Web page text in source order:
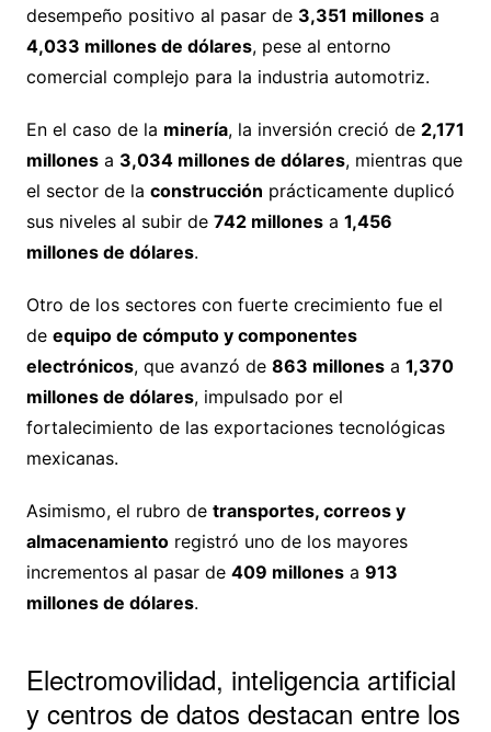
desempeño positivo al pasar de 3,351 millonesa
4,033 millones de dólares, pese al entorno
comercial complejo para la industria automotriz.
En el caso de la minería, la inversión creció de 2,171
millonesa 3,034 millones de dólares, mientras que
el sector de la construcción prácticamente duplicó
sus niveles al subir de 742 millonesa 1,456
millones de dólares.
Otro de los sectores con fuerte crecimiento fue el
de equipo de cómputo y componentes
electrónicos, que avanzó de 863 millonesa 1,370
millones de dólares, impulsado por el
fortalecimiento de las exportaciones tecnológicas
mexicanas.
Asimismo, el rubro de transportes, correos y
almacenamientoregistró uno de los mayores
incrementos al pasar de 409 millonesa 913
millones de dólares.
Electromovilidad, inteligencia artificial
y centros de datos destacan entre los